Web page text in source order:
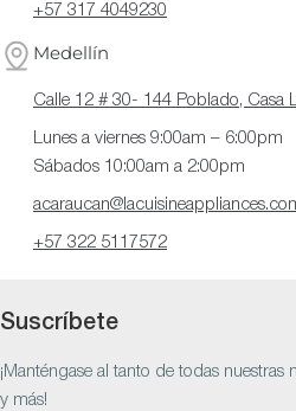
+57 317 4049230
Medellín
Calle 12 # 30- 144 Poblado, Casa
Lunes a viernes 9:00am – 6:00pm
Sábados 10:00am a 2:00pm
+57 322 5117572
Suscríbete
¡Manténgase al tanto de todas nuestras
y más!